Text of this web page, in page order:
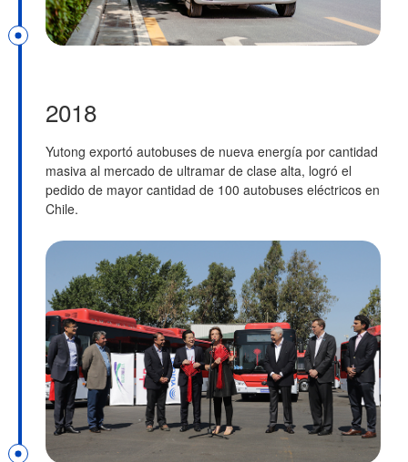
2018
Yutong exportó autobuses de nueva energía por cantidad
masiva al mercado de ultramar de clase alta, logró el
pedido de mayor cantidad de 100 autobuses eléctricos en
Chile.